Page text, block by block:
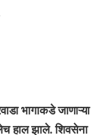
भागाकडे जाणाऱ्या
हाल झाले. शिवसेना